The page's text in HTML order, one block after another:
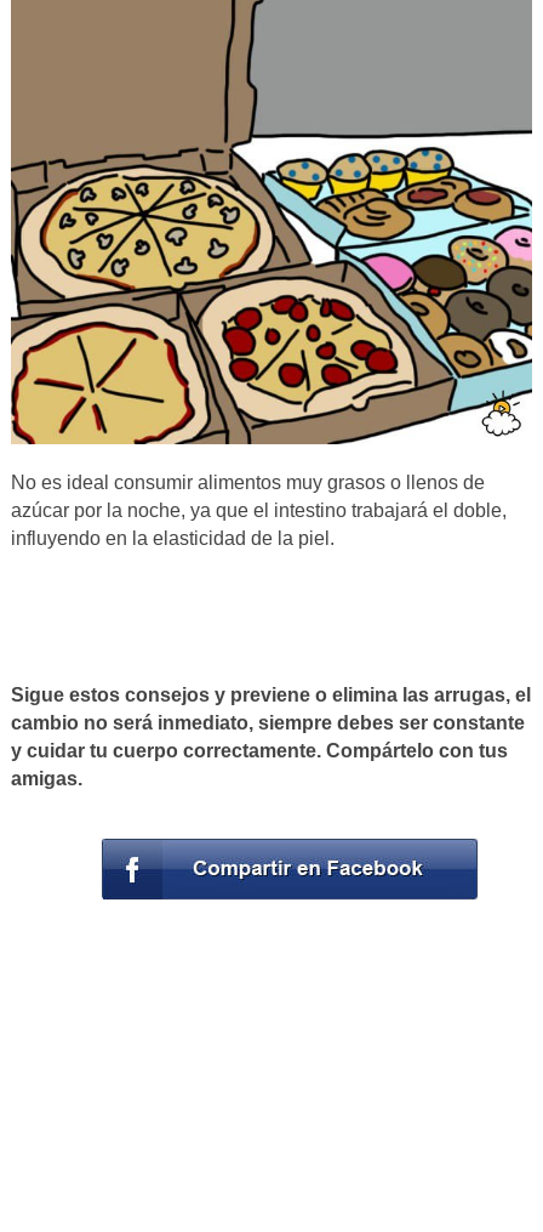
No es ideal consumir alimentos muy grasos o llenos de
azúcar por la noche, ya que el intestino trabajará el doble,
influyendo en la elasticidad de la piel.
Sigue estos consejos y previene o elimina las arrugas, el
cambio no será inmediato, siempre debes ser constante
y cuidar tu cuerpo correctamente. Compártelo con tus
amigas.